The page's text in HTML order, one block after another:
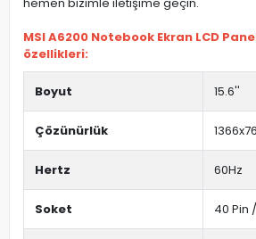
MSI A6200 Notebook Ekran LCD
özellikleri:
Boyut 15.6''
Çözünürlük
Hertz 60Hz
Soket 40 Pin